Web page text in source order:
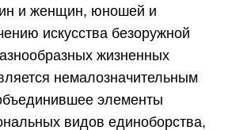
и женщин, юношей и
искусства безоружной
жизненных
немалозначительным
элементы
видов единоборства,